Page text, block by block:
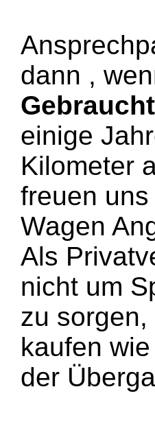
dann ,
einige
Kilometer
freuen
Wagen
Als
nicht um
zu
kaufen
der